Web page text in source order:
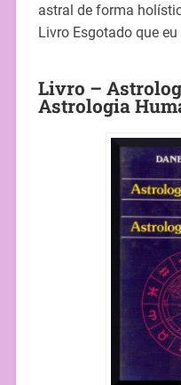
astral de forma
Livro Esgotado que
Livro –
Astrologia